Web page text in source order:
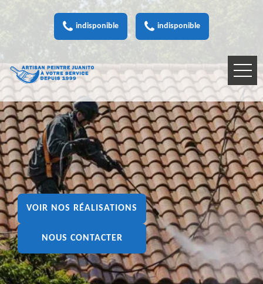
indisponible indisponible
VOIR NOS RÉALISATIONS
NOUS CONTACTER